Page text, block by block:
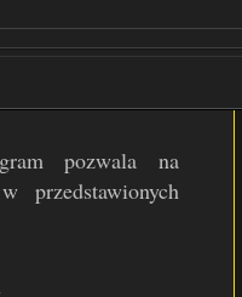
pozwala na
przedstawionych